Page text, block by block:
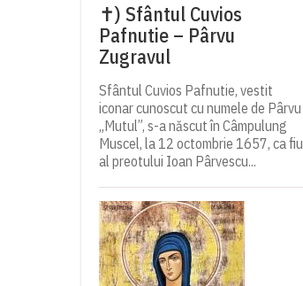
✝) Sfântul Cuvios
Pafnutie – Pârvu
Zugravul
Sfântul Cuvios Pafnutie, vestit
iconar cunoscut cu numele de Pârvu
„Mutul”, s-a născut în Câmpulung
Muscel, la 12 octombrie 1657, ca fiu
al preotului Ioan Pârvescu...